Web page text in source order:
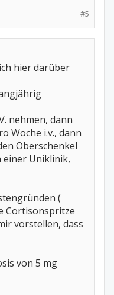
#5
hier darüber
nehmen, dann
Woche i.v., dann
Oberschenkel
einer Uniklinik,
(
Cortisonspritze
vorstellen, dass
von 5 mg